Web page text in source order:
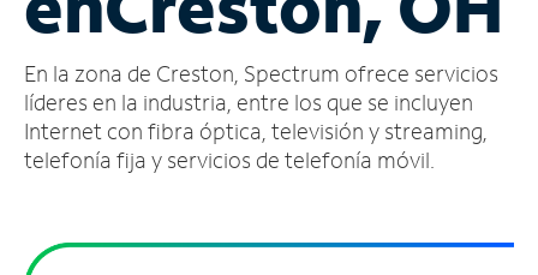
cuenta
Encuentra
una
tienda
En la zona de Creston, Spectrum ofrece servicios
líderes en la industria, entre los que se incluyen
Internet con fibra óptica, televisión y streaming,
telefonía fija y servicios de telefonía móvil.